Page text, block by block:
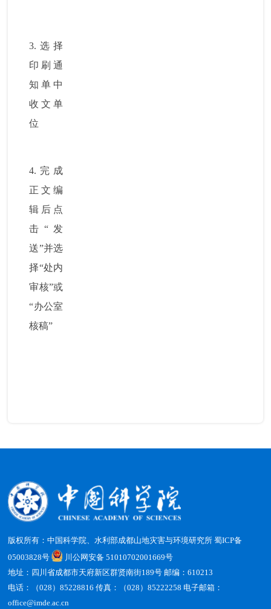
3. 选择
印刷通
知单中
收文单
位
4. 完成
正文编
辑后点
击“发
送”并选
择“处内
审核”或
“办公室
核稿”
版权所有：中国科学院、水利部成都山地灾害与环境研究所蜀ICP备
05003828号
川公网安备 51010702001669号
地址：四川省成都市天府新区群贤南街189号 邮编：610213
电话：（028）85228816 传真：（028）85222258 电子邮箱：
office@imde.ac.cn